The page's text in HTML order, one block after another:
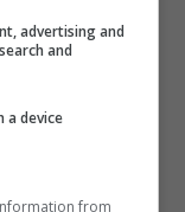
succo di
di riso o di
fisica
ad
advertising and
and
a device
from